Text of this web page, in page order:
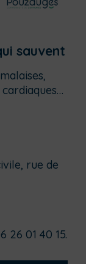
sauvent
rue de
26 01 40 15.